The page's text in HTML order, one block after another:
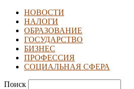
НОВОСТИ
НАЛОГИ
ОБРАЗОВАНИЕ
ГОСУДАРСТВО
БИЗНЕС
ПРОФЕССИЯ
СОЦИАЛЬНАЯ СФЕРА
Поиск